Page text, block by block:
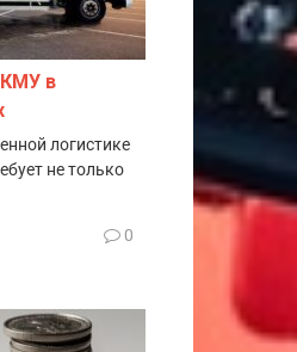
КМУ в
логистике
не только
0